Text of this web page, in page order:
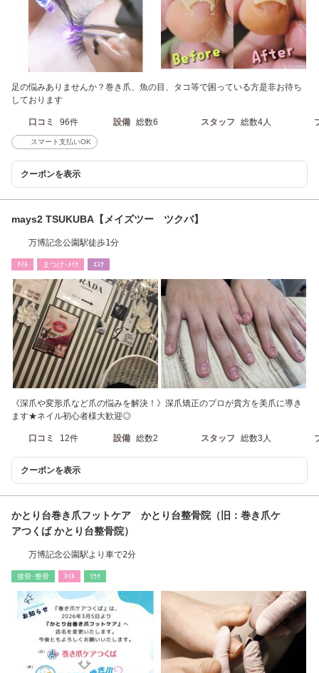
足の悩みありませんか？巻き爪、魚の目、タコ等で困っている方是非お待ち
しております
口コミ 96件 設備 総数6 スタッフ 総数4人
スマート支払いOK
クーポンを表示
mays2 TSUKUBA【メイズツー ツクバ】
万博記念公園駅徒歩1分
ﾈｲﾙ まつげ･ﾒｲｸ ｴｽﾃ
《深爪や変形爪など爪の悩みを解決！》深爪矯正のプロが貴方を美爪に導き
ます★ネイル初心者様大歓迎◎
口コミ 12件 設備 総数2 スタッフ 総数3人
クーポンを表示
かとり台巻き爪フットケア かとり台整骨院（旧：巻き爪ケ
アつくば かとり台整骨院）
万博記念公園駅より車で2分
接骨･整骨 ﾈｲﾙ ﾘﾗｸ